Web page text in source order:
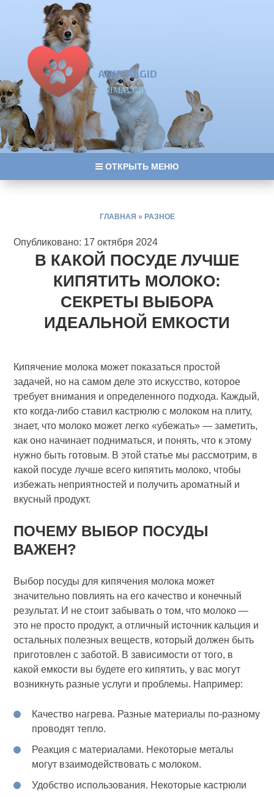
ANIMALGID
ANIMALGID
ОТКРЫТЬ МЕНЮ
ГЛАВНАЯ » РАЗНОЕ
Опубликовано: 17 октября 2024
В КАКОЙ ПОСУДЕ ЛУЧШЕ
КИПЯТИТЬ МОЛОКО:
СЕКРЕТЫ ВЫБОРА
ИДЕАЛЬНОЙ ЕМКОСТИ
Кипячение молока может показаться простой
задачей, но на самом деле это искусство, которое
требует внимания и определенного подхода. Каждый,
кто когда-либо ставил кастрюлю с молоком на плиту,
знает, что молоко может легко «убежать» — заметить,
как оно начинает подниматься, и понять, что к этому
нужно быть готовым. В этой статье мы рассмотрим, в
какой посуде лучше всего кипятить молоко, чтобы
избежать неприятностей и получить ароматный и
вкусный продукт.
ПОЧЕМУ ВЫБОР ПОСУДЫ
ВАЖЕН?
Выбор посуды для кипячения молока может
значительно повлиять на его качество и конечный
результат. И не стоит забывать о том, что молоко —
это не просто продукт, а отличный источник кальция и
остальных полезных веществ, который должен быть
приготовлен с заботой. В зависимости от того, в
какой емкости вы будете его кипятить, у вас могут
возникнуть разные услуги и проблемы. Например:
Качество нагрева. Разные материалы по-разному
проводят тепло.
Реакция с материалами. Некоторые металы
могут взаимодействовать с молоком.
Удобство использования. Некоторые кастрюли